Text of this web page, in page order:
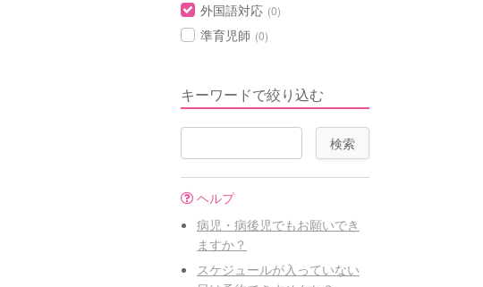
外国語対応 (0)
準育児師 (0)
キーワードで絞り込む
ヘルプ
病児・病後児でもお願いでき
ますか？
スケジュールが入っていない